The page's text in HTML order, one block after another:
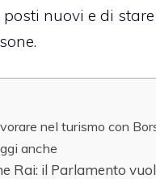
nuovi e di
nel turismo con
anche
Rai: il Parlamento